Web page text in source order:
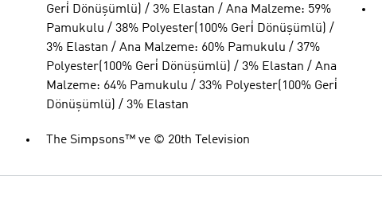
Geri̇ Dönüşümlü) / 3% Elastan / Ana Malzeme: 59%
Pamukulu / 38% Polyester(100% Geri̇ Dönüşümlü) /
3% Elastan / Ana Malzeme: 60% Pamukulu / 37%
Polyester(100% Geri̇ Dönüşümlü) / 3% Elastan / Ana
Malzeme: 64% Pamukulu / 33% Polyester(100% Geri̇
Dönüşümlü) / 3% Elastan
The Simpsons™ ve © 20th Television